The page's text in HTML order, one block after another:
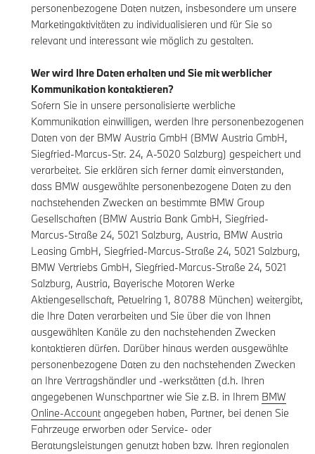
personenbezogene Daten nutzen, insbesondere um unsere
Marketingaktivitäten zu individualisieren und für Sie so
relevant und interessant wie möglich zu gestalten.
Wer wird Ihre Daten erhalten und Sie mit werblicher
Kommunikation kontaktieren?
Sofern Sie in unsere personalisierte werbliche
Kommunikation einwilligen, werden Ihre personenbezogenen
Daten von der BMW Austria GmbH (BMW Austria GmbH,
Siegfried-Marcus-Str. 24, A-5020 Salzburg) gespeichert und
verarbeitet. Sie erklären sich ferner damit einverstanden,
dass BMW ausgewählte personenbezogene Daten zu den
nachstehenden Zwecken an bestimmte BMW Group
Gesellschaften (BMW Austria Bank GmbH, Siegfried-
Marcus-Straße 24, 5021 Salzburg, Austria, BMW Austria
Leasing GmbH, Siegfried-Marcus-Straße 24, 5021 Salzburg,
BMW Vertriebs GmbH, Siegfried-Marcus-Straße 24, 5021
Salzburg, Austria, Bayerische Motoren Werke
Aktiengesellschaft, Petuelring 1, 80788 München) weitergibt,
die Ihre Daten verarbeiten und Sie über die von Ihnen
ausgewählten Kanäle zu den nachstehenden Zwecken
kontaktieren dürfen. Darüber hinaus werden ausgewählte
personenbezogene Daten zu den nachstehenden Zwecken
an Ihre Vertragshändler und -werkstätten (d.h. Ihren
angegebenen Wunschpartner wie Sie z.B. in Ihrem BMW
Online-Accountangegeben haben, Partner, bei denen Sie
Fahrzeuge erworben oder Service- oder
Beratungsleistungen genutzt haben bzw. Ihren regionalen